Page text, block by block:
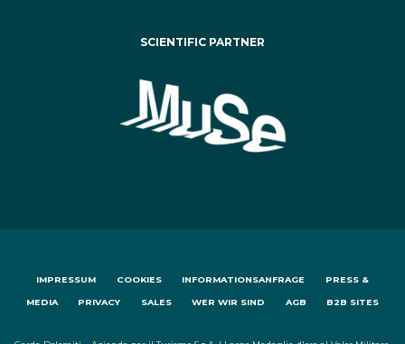
SCIENTIFIC PARTNER
IMPRESSUM COOKIES INFORMATIONSANFRAGE PRESS &
MEDIA PRIVACY SALES WER WIR SIND AGB B2B SITES